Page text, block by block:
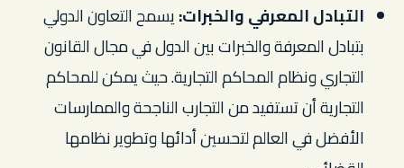
التبادل المعرفي والخبرات:يسمح التعاون الدولي
بتبادل المعرفة والخبرات بين الدول في مجال القانون
التجاري ونظام المحاكم التجارية. حيث يمكن للمحاكم
التجارية أن تستفيد من التجارب الناجحة والممارسات
الأفضل في العالم لتحسين أدائها وتطوير نظامها